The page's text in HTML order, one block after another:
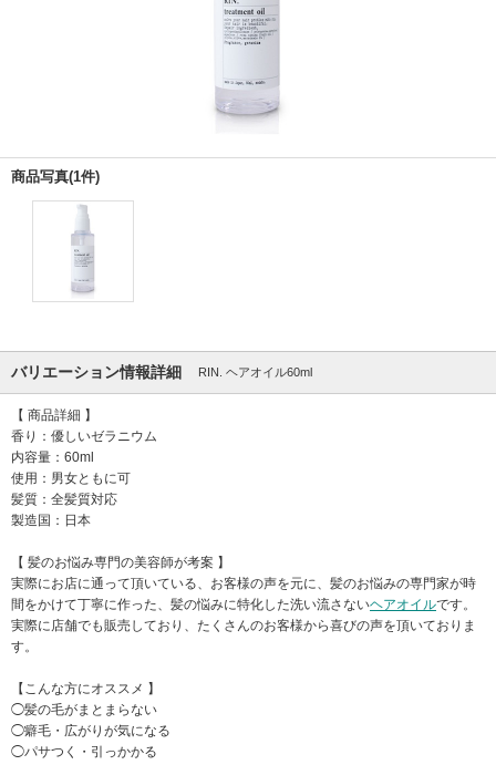
商品写真(1件)
バリエーション情報詳細 RIN. ヘアオイル60ml
【 商品詳細 】
香り：優しいゼラニウム
内容量：60ml
使用：男女ともに可
髪質：全髪質対応
製造国：日本
【 髪のお悩み専門の美容師が考案 】
実際にお店に通って頂いている、お客様の声を元に、髪のお悩みの専門家が時
間をかけて丁寧に作った、髪の悩みに特化した洗い流さないヘアオイルです。
実際に店舗でも販売しており、たくさんのお客様から喜びの声を頂いておりま
す。
【こんな方にオススメ 】
◯髪の毛がまとまらない
◯癖毛・広がりが気になる
◯パサつく・引っかかる